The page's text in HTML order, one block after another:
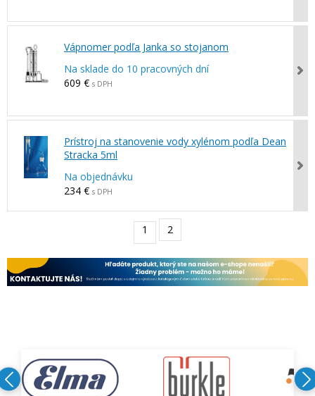
Vápnomer podľa Janka so stojanom
Na sklade do 10 pracovných dní
609 € s DPH
Prístroj na stanovenie vody xylénom podľa Dean
Stracka 5ml
Na objednávku
234 € s DPH
1 2